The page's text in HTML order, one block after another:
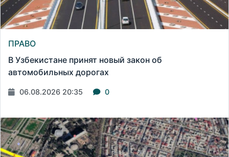
ПРАВО
В Узбекистане принят новый закон об
автомобильных дорогах
06.08.2026 20:35 0